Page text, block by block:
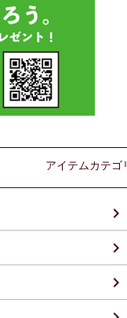
アイテムカテゴ